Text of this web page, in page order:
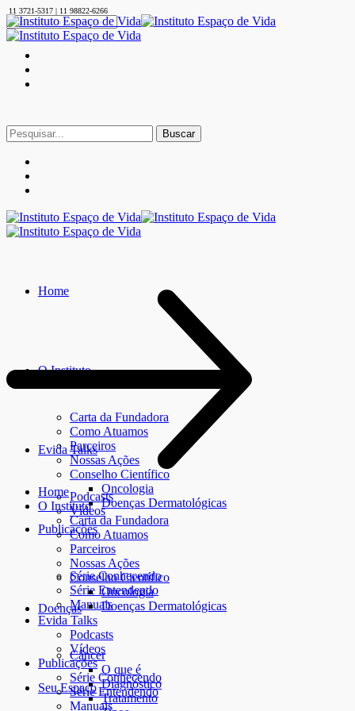
11 3721-5317 | 11 98822-6266
Buscar
por:
Home
O Instituto
Carta da Fundadora
Como Atuamos
Parceiros
Nossas Ações
Conselho Científico
Oncologia
Doenças Dermatológicas
Evida Talks
Podcasts
Vídeos
Publicações
Série Conhecendo
Série Entendendo
Manuais
Doenças
Câncer
O que é
Diagnóstico
Tratamento
Seu Espaço
Home
O Instituto
Carta da Fundadora
Como Atuamos
Parceiros
Nossas Ações
Conselho Científico
Oncologia
Doenças Dermatológicas
Evida Talks
Podcasts
Vídeos
Publicações
Série Conhecendo
Série Entendendo
Manuais